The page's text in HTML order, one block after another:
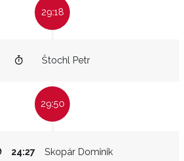
29:18
Štochl Petr
29:50
Skopár Dominik
24:27